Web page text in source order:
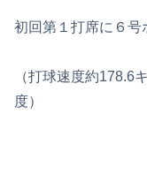
初回第１打席に６号
（打球速度約
度）